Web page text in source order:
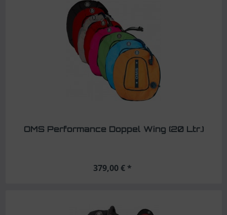
OMS Performance Doppel Wing (20 Ltr.)
379,00 € *